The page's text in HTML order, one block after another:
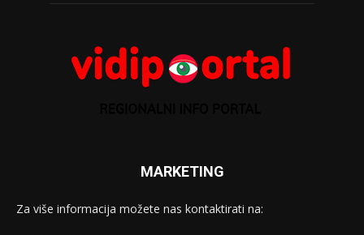
MARKETING
Za više informacija možete nas kontaktirati na: